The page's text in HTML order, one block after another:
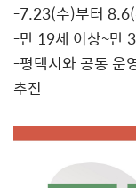
-7.23(수)부터 8.6(
-만 19세 이상~만
-평택시와 공동 운
추진